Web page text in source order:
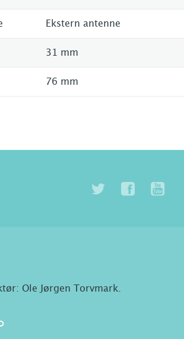
Ekstern antenne
31 mm
76 mm
Ole Jørgen Torvmark.